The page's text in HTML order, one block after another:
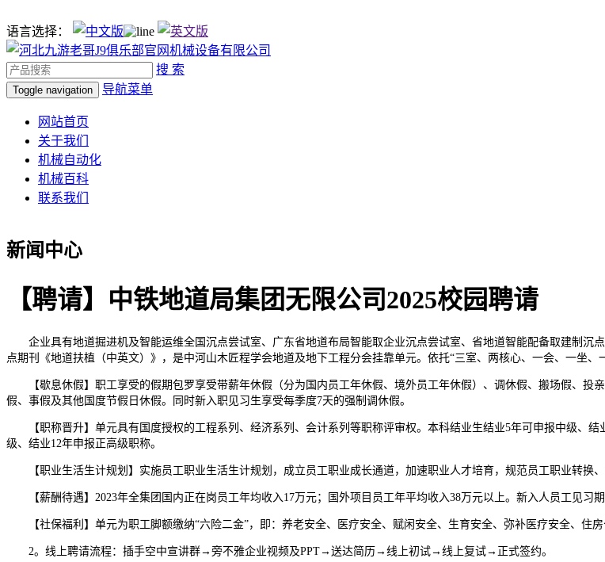
语言选择：
搜 索
Toggle navigation 导航菜单
网站首页
关于我们
机械自动化
机械百科
联系我们
新闻中心
【聘请】中铁地道局集团无限公司2025校园聘请
企业具有地道掘进机及智能运维全国沉点尝试室、广东省地道布局智能取企业沉点尝试室、省地道智能配备取建制沉
点期刊《地道扶植（中英文）》，是中河山木匠程学会地道及地下工程分会挂靠单元。依托“三室、两核心、一会、一坐
【歇息休假】职工享受的假期包罗享受带薪年休假（分为国内员工年休假、境外员工年休假）、调休假、搬场假、投
假、事假及其他国度节假日休假。同时新入职见习生享受每季度7天的强制调休假。
【职称晋升】单元具有国度授权的工程系列、经济系列、会计系列等职称评审权。本科结业生结业5年可申报中级、结
级、结业12年申报正高级职称。
【职业生活生计规划】实施员工职业生活生计规划，成立员工职业成长通道，加速职业人才培育，规范员工职业转换、
【薪酬待遇】2023年全集团国内正在岗员工年均收入17万元；国外项目员工年平均收入38万元以上。新入人员工见习期
【社保福利】单元为职工脚额缴纳“六险二金”，即：养老安全、医疗安全、赋闲安全、生育安全、弥补医疗安全、住房
2。线上聘请流程：插手空中宣讲群→旁不雅企业视频及PPT→送达简历→线上初试→线上复试→正式签约。